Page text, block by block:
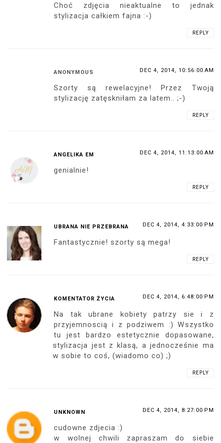
Choć zdjęcia nieaktualne to jednak
stylizacja całkiem fajna :-)
REPLY
ANONYMOUS DEC 4, 2014, 10:56:00 AM
Szorty są rewelacyjne! Przez Twoją
stylizację zatęskniłam za latem.. ;-)
REPLY
ANGELIKA EM DEC 4, 2014, 11:13:00 AM
genialnie!
REPLY
UBRANA NIE PRZEBRANA DEC 4, 2014, 4:33:00 PM
Fantastycznie! szorty są mega!
REPLY
KOMENTATOR ŻYCIA DEC 4, 2014, 6:48:00 PM
Na tak ubrane kobiety patrzy sie i z
przyjemnoscią i z podziwem :) Wszystko
tu jest bardzo estetycznie dopasowane,
stylizacja jest z klasą, a jednocześnie ma
w sobie to coś, (wiadomo co) ;)
REPLY
UNKNOWN DEC 4, 2014, 8:27:00 PM
cudowne zdjecia :)
w wolnej chwili zapraszam do siebie